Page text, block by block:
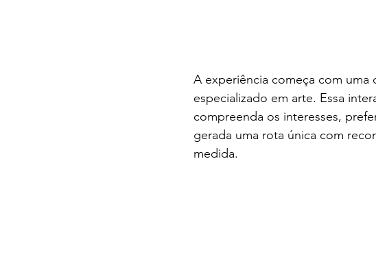
A experiência começa com uma
especializado em arte. Essa
compreenda os interesses,
gerada uma rota única com
medida.